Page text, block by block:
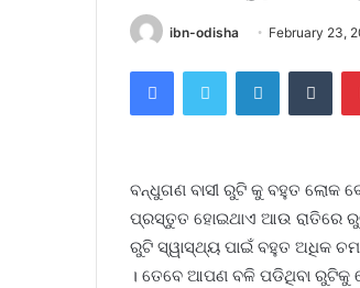
ibn-odisha February 23,
FacebookTwitter LinkedIn
ବନ୍ଧୁଗଣ ବାସୀ ରୁଟି କୁ ବହୁତ ଲୋକ
ପ୍ରସ୍ତୁତ ହୋଇଥାଏ ଆଉ ରାତିରେ
ରୁଟି ସ୍ୱାସ୍ଥ୍ୟ ପାଇଁ ବହୁତ ଅଧିକ
। ତେବେ ଆପଣ ବଳି ପଡିଥିବା ରୁଟିକୁ